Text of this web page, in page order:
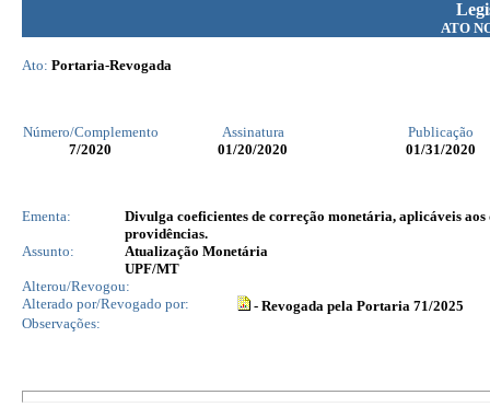
ATO
Ato: Portaria-Revogada
Número/Complemento Assinatura
Publicação
7/2020 01/20/2020 01/31/2020
Ementa:
Divulga coeficientes de correção monetária, aplicáveis
providências.
Assunto:
Atualização Monetária
UPF/MT
Alterou/Revogou:
Alterado por/Revogado por:
- Revogada pela Portaria 71/2025
Observações: